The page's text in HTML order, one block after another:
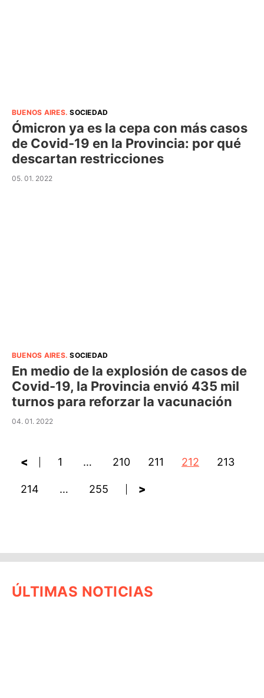
BUENOS AIRES.SOCIEDAD
Ómicron ya es la cepa con más casos
de Covid-19 en la Provincia: por qué
descartan restricciones
05. 01. 2022
BUENOS AIRES.SOCIEDAD
En medio de la explosión de casos de
Covid-19, la Provincia envió 435 mil
turnos para reforzar la vacunación
04. 01. 2022
< 1 … 210 211 212 213
214 … 255 >
ÚLTIMAS NOTICIAS